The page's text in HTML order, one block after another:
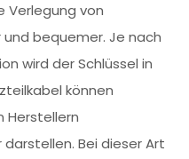
Verlegung von
bequemer. Je nach
wird der Schlüssel in
können
Herstellern
Bei dieser Art